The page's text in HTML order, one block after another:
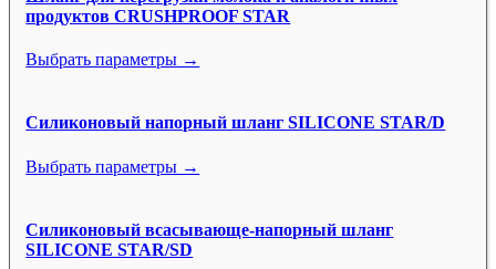
продуктов CRUSHPROOF STAR
Выбрать параметры →
Силиконовый напорный шланг SILICONE STAR/D
Выбрать параметры →
Силиконовый всасывающе-напорный шланг
SILICONE STAR/SD